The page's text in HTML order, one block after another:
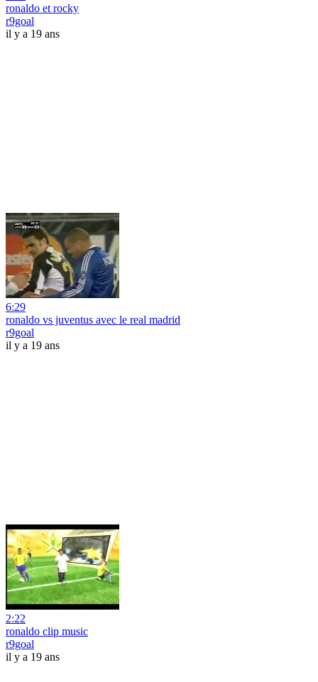
ronaldo et rocky
r9goal
il y a 19 ans
6:29
ronaldo vs juventus avec le real madrid
r9goal
il y a 19 ans
2:22
ronaldo clip music
r9goal
il y a 19 ans